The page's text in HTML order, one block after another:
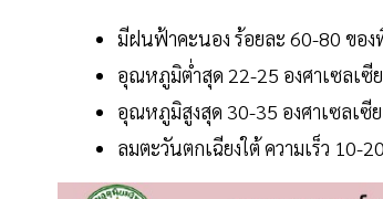
มีฝนฟ้าคะนอง ร้อยละ 60-80 ขอ
อุณหภูมิต่ำสุด 22-25 องศาเซลเซี
อุณหภูมิสูงสุด 30-35 องศาเซลเซี
ลมตะวันตกเฉียงใต้ ความเร็ว 10-